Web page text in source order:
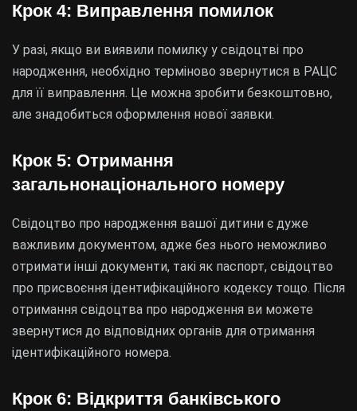
Крок 4: Виправлення помилок
У разі, якщо ви виявили помилку у свідоцтві про
народження, необхідно терміново звернутися в РАЦС
для її виправлення. Це можна зробити безкоштовно,
але знадобиться оформлення нової заявки.
Крок 5: Отримання
загальнонаціонального номеру
Свідоцтво про народження вашої дитини є дуже
важливим документом, адже без нього неможливо
отримати інші документи, такі як паспорт, свідоцтво
про присвоєння ідентифікаційного кодексу тощо. Після
отримання свідоцтва про народження ви можете
звернутися до відповідних органів для отримання
ідентифікаційного номера.
Крок 6: Відкриття банківського